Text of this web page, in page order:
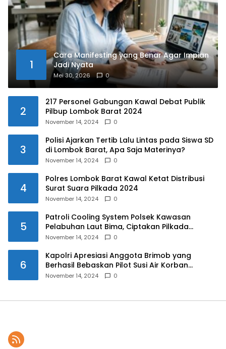
1
Cara Manifesting yang Benar Agar Impian
Jadi Nyata
Mei 30, 2026 0
2
217 Personel Gabungan Kawal Debat Publik
Pilbup Lombok Barat 2024
November 14, 2024 0
3
Polisi Ajarkan Tertib Lalu Lintas pada Siswa SD
di Lombok Barat, Apa Saja Materinya?
November 14, 2024 0
4
Polres Lombok Barat Kawal Ketat Distribusi
Surat Suara Pilkada 2024
November 14, 2024 0
5
Patroli Cooling System Polsek Kawasan
Pelabuhan Laut Bima, Ciptakan Pilkada
Serentak 2024 yang Aman dan Damai
November 14, 2024 0
6
Kapolri Apresiasi Anggota Brimob yang
Berhasil Bebaskan Pilot Susi Air Korban
Penyanderaan KKB
November 14, 2024 0